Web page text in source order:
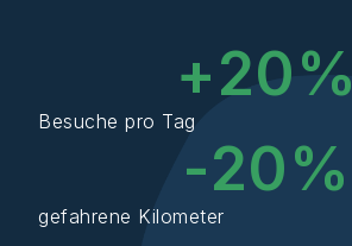
Besuche pro Tag
+20%
gefahrene Kilometer
-20%